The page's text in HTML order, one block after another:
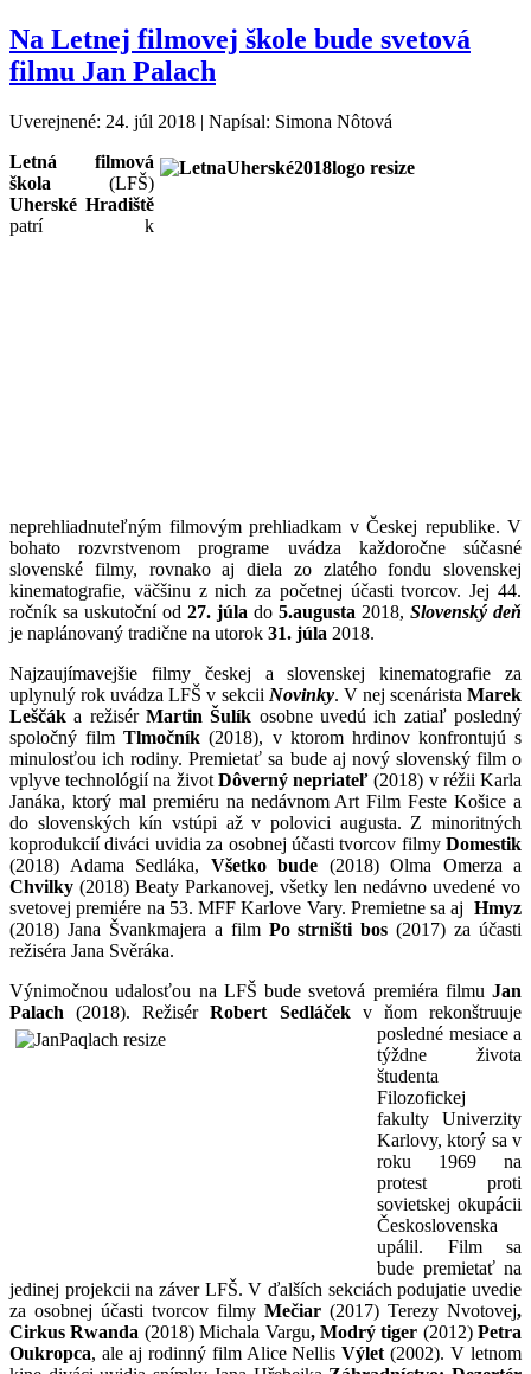
Na Letnej filmovej škole bude svetová
filmu Jan Palach
Uverejnené: 24. júl 2018 | Napísal: Simona Nôtová
Letná filmová
škola (LFŠ)
Uherské Hradiště
patrí k
neprehliadnuteľným filmovým prehliadkam v Českej republike. V
bohato rozvrstvenom programe uvádza každoročne súčasné
slovenské filmy, rovnako aj diela zo zlatého fondu slovenskej
kinematografie, väčšinu z nich za početnej účasti tvorcov. Jej 44.
ročník sa uskutoční od 27. júla do 5.augusta 2018, Slovenský deň
je naplánovaný tradične na utorok 31. júla 2018.
Najzaujímavejšie filmy českej a slovenskej kinematografie za
uplynulý rok uvádza LFŠ v sekcii Novinky. V nej scenáristaMarek
Leščák a režisér Martin Šulík osobne uvedú ich zatiaľ posledný
spoločný film Tlmočník (2018), v ktorom hrdinov konfrontujú s
minulosťou ich rodiny. Premietať sa bude aj nový slovenský film o
vplyve technológií na život Dôverný nepriateľ (2018) v réžii Karla
Janáka, ktorý mal premiéru na nedávnom Art Film Feste Košice a
do slovenských kín vstúpi až v polovici augusta. Z minoritných
koprodukcií diváci uvidia za osobnej účasti tvorcov filmy Domestik
(2018) Adama Sedláka, Všetko bude (2018) Olma Omerza a
Chvilky (2018) Beaty Parkanovej, všetky len nedávno uvedené vo
svetovej premiére na 53. MFF Karlove Vary. Premietne sa aj Hmyz
(2018) Jana Švankmajera a filmPo strništi bos (2017) za účasti
režiséra Jana Svěráka.
Výnimočnou udalosťou na LFŠ bude svetová premiéra filmu Jan
Palach (2018). RežisérRobert Sedláčekv ňomrekonštruuje
posledné mesiace a
týždne života
študenta
Filozofickej
fakulty Univerzity
Karlovy, ktorý sa v
roku 1969 na
protest proti
sovietskej okupácii
Československa
upálil. Film sa
bude premietať na
jedinej projekcii na záver LFŠ. V ďalších sekciách podujatie uvedie
za osobnej účasti tvorcov filmy Mečiar (2017) Terezy Nvotovej,
Cirkus Rwanda (2018) Michala Vargu, Modrý tiger (2012) Petra
Oukropca, ale aj rodinný film Alice Nellis Výlet (2002). V letnom